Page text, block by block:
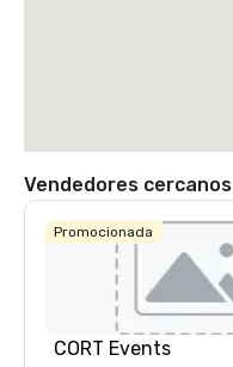
Vendedores cercanos
Promocionada
CORT Events